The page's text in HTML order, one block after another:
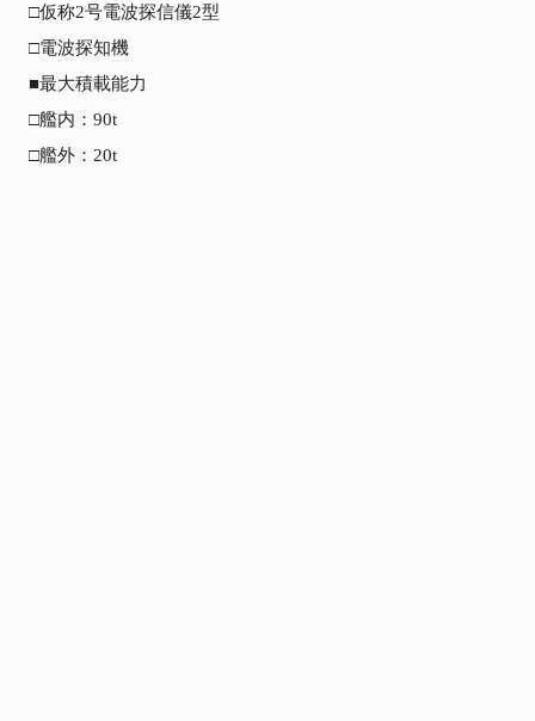
□仮称2号電波探信儀2型
□電波探知機
■最大積載能力
□艦内：90t
□艦外：20t